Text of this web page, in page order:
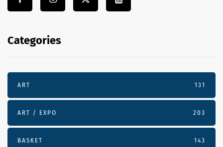
Categories
ART 131
ART / EXPO 203
BASKET 143